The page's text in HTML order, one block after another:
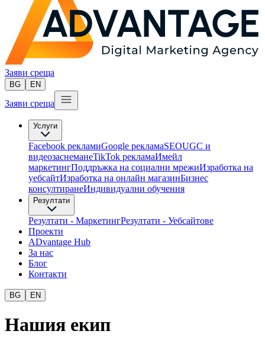
Заяви среща
BG EN
Заяви среща
Услуги
Facebook рекламиGoogle рекламаSEOUGC и
видеозаснеманеTikTok рекламaИмейл
маркетингПоддръжка на социални мрежиИзработка на
уебсайтИзработка на онлайн магазинБизнес
консултиране​Индивидуални обучения
Резултати
Резултати - МаркетингРезултати - Уебсайтове
Проекти
ADvantage Hub
За нас
Блог
Контакти
BG EN
Нашия екип